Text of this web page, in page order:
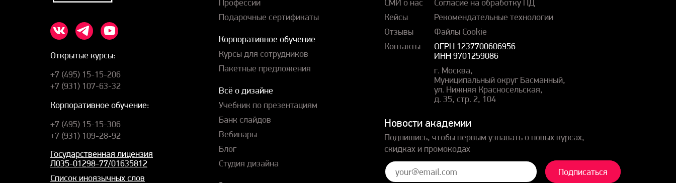
Открытые курсы:
+7 (495) 15-15-206
+7 (931) 107-63-32
Корпоративное обучение:
+7 (495) 15-15-306
+7 (931) 109-28-92
Государственная лицензия
Л035-01298-77/01635812
Список иноязычных слов
Подарочные сертификаты
Корпоративное обучение
Курсы для сотрудников
Пакетные предложения
Всё о дизайне
Учебник по презентациям
Банк слайдов
Вебинары
Блог
Студия дизайна
Кейсы
Отзывы
Контакты
Рекомендательные технологии
Файлы Cookie
ОГРН 1237700606956
ИНН 9701259086
г. Москва,
Муниципальный округ Басманный,
ул. Нижняя Красносельская,
д. 35, стр. 2, 104
Новости академии
Подпишись, чтобы первым узнавать о новых курсах,
скидках и промокодах
Подписаться